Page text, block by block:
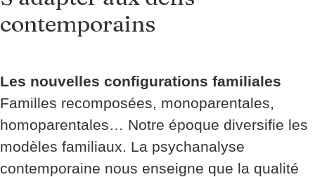
contemporains
Les nouvelles configurations familiales
Familles recomposées, monoparentales,
homoparentales… Notre époque diversifie les
modèles familiaux. La psychanalyse
contemporaine nous enseigne que la qualité